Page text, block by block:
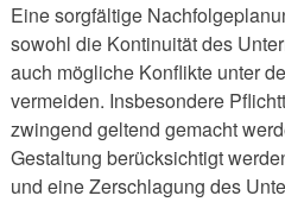
Eine sorgfältige
sowohl die Kontinuität des
auch mögliche Konflikte unter
vermeiden. Insbesondere
zwingend geltend gemacht
Gestaltung berücksichtigt
und eine Zerschlagung des